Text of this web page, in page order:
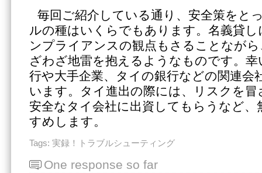
毎回ご紹介している通り、安全策をと
ルの種はいくらでもあります。名義貸
ンプライアンスの観点もさることなが
ざわざ地雷を抱えるようなものです。
行や大手企業、タイの銀行などの関連会
います。タイ進出の際には、リスクを
安全なタイ会社に出資してもらうなど、
すめします。
Tags: 実録！トラブルシューティング
One response so far